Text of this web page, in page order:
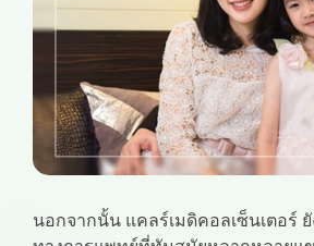
นอกจากนั้น แคลร์เมดิคอลเซ็นเตอร์